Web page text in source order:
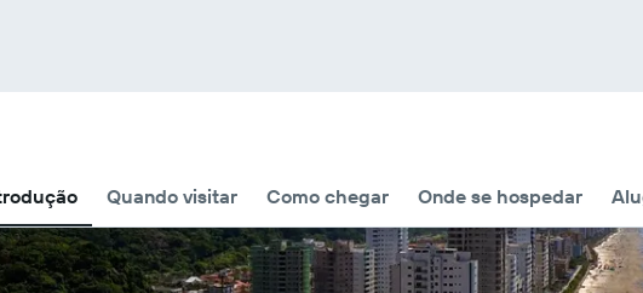
Quando visitar Como chegar Onde se hospedar